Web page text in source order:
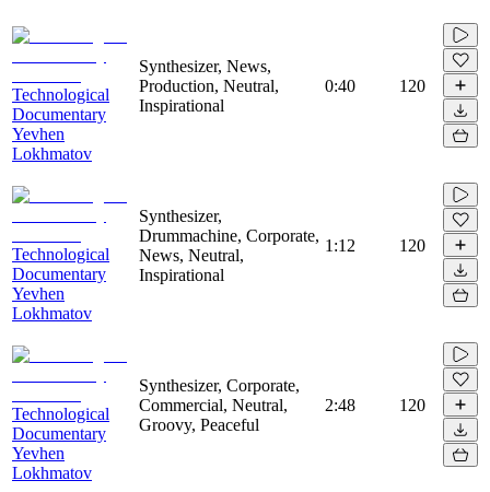
Technological
Documentary
Yevhen
Lokhmatov
Synthesizer, News,
Production, Neutral,
Inspirational
0:40 120
Technological
Documentary
Yevhen
Lokhmatov
Synthesizer,
Drummachine, Corporate,
News, Neutral,
Inspirational
1:12 120
Technological
Documentary
Yevhen
Lokhmatov
Synthesizer, Corporate,
Commercial, Neutral,
Groovy, Peaceful
2:48 120